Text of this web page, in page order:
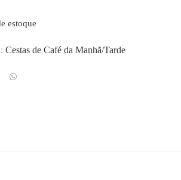
estoque
Cestas de Café da Manhã/Tarde